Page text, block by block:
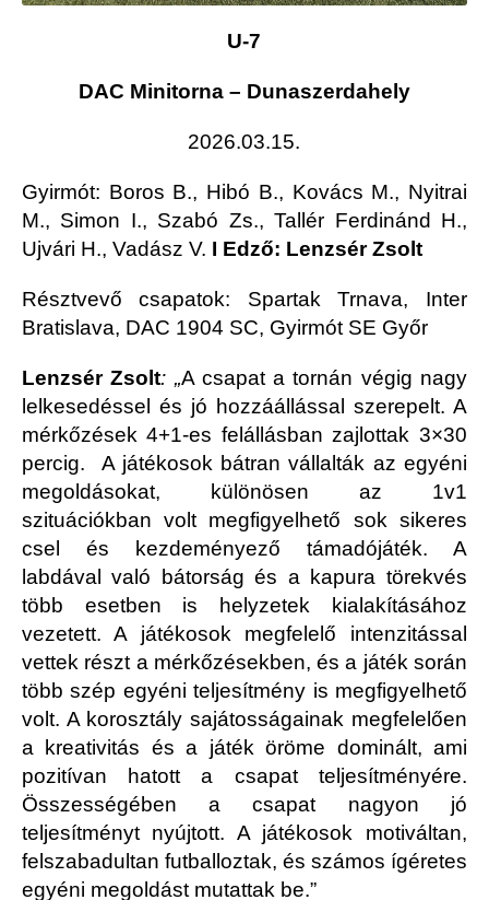
U-7
DAC Minitorna – Dunaszerdahely
2026.03.15.
Gyirmót: Boros B., Hibó B., Kovács M., Nyitrai
M., Simon I., Szabó Zs., Tallér Ferdinánd H.,
Ujvári H., Vadász V. I Edző: Lenzsér Zsolt
Résztvevő csapatok: Spartak Trnava, Inter
Bratislava, DAC 1904 SC, Gyirmót SE Győr
Lenzsér Zsolt: „A csapat a tornán végig nagy
lelkesedéssel és jó hozzáállással szerepelt. A
mérkőzések 4+1-es felállásban zajlottak 3×30
percig. A játékosok bátran vállalták az egyéni
megoldásokat, különösen az 1v1
szituációkban volt megfigyelhető sok sikeres
csel és kezdeményező támadójáték. A
labdával való bátorság és a kapura törekvés
több esetben is helyzetek kialakításához
vezetett. A játékosok megfelelő intenzitással
vettek részt a mérkőzésekben, és a játék során
több szép egyéni teljesítmény is megfigyelhető
volt. A korosztály sajátosságainak megfelelően
a kreativitás és a játék öröme dominált, ami
pozitívan hatott a csapat teljesítményére.
Összességében a csapat nagyon jó
teljesítményt nyújtott. A játékosok motiváltan,
felszabadultan futballoztak, és számos ígéretes
egyéni megoldást mutattak be.”